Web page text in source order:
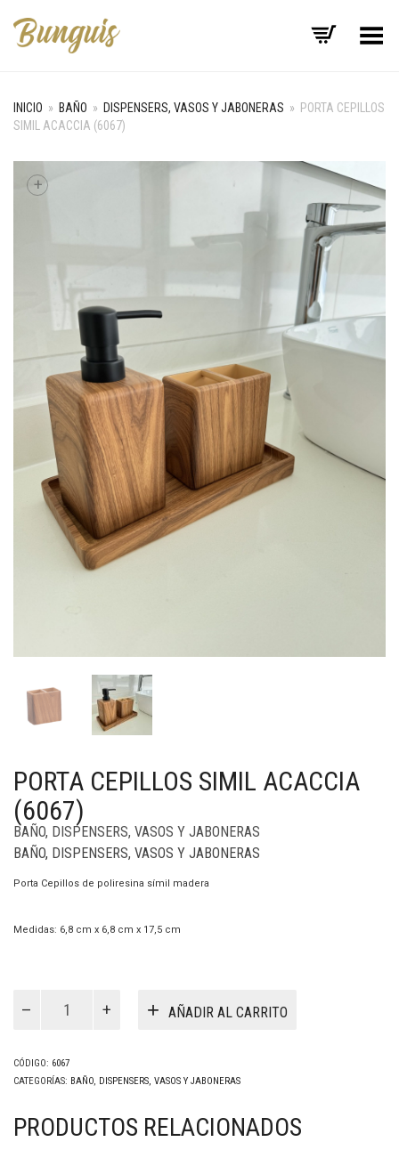
Menú
INICIO » BAÑO » DISPENSERS, VASOS Y JABONERAS » PORTA CEPILLOS
SIMIL ACACCIA (6067)
+
PORTA CEPILLOS SIMIL ACACCIA
(6067)
BAÑO, DISPENSERS, VASOS Y JABONERAS
BAÑO, DISPENSERS, VASOS Y JABONERAS
Porta Cepillos de poliresina símil madera
Medidas: 6,8 cm x 6,8 cm x 17,5 cm
Cepillos
cantidad
AÑADIR AL CARRITO
CÓDIGO: 6067
CATEGORÍAS: BAÑO, DISPENSERS, VASOS Y JABONERAS
PRODUCTOS RELACIONADOS